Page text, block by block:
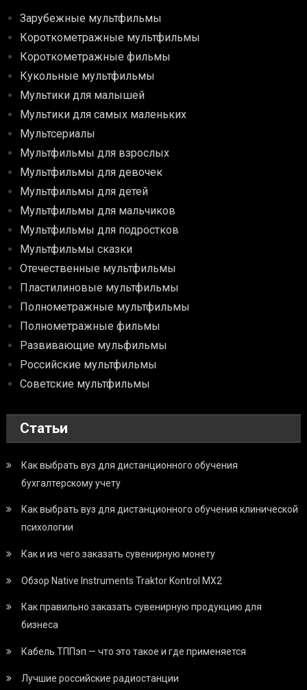
Зарубежные мультфильмы
Короткометражные мультфильмы
Короткометражные фильмы
Кукольные мультфильмы
Мультики для малышей
Мультики для самых маленьких
Мультсериалы
Мультфильмы для взрослых
Мультфильмы для девочек
Мультфильмы для детей
Мультфильмы для мальчиков
Мультфильмы для подростков
Мультфильмы сказки
Отечественные мультфильмы
Пластилиновые мультфильмы
Полнометражные мультфильмы
Полнометражные фильмы
Развивающие мульфильмы
Российские мультфильмы
Советские мультфильмы
Статьи
Как выбрать вуз для дистанционного обучения
бухгалтерскому учету
Как выбрать вуз для дистанционного обучения клинической
психологии
Как и из чего заказать сувенирную монету
Обзор Native Instruments Traktor Kontrol MX2
Как правильно заказать сувенирную продукцию для
бизнеса
Кабель ТППэп — что это такое и где применяется
Лучшие российские радиостанции